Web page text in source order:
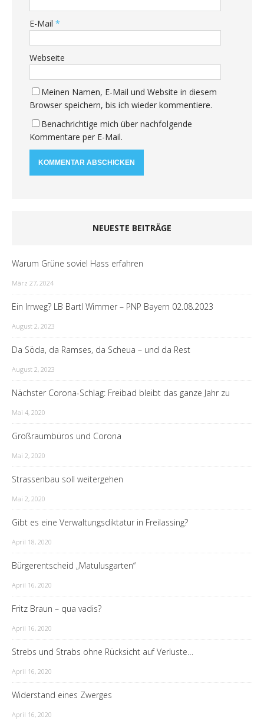
E-Mail *
Webseite
Meinen Namen, E-Mail und Website in diesem
Browser speichern, bis ich wieder kommentiere.
Benachrichtige mich über nachfolgende
Kommentare per E-Mail.
NEUESTE BEITRÄGE
Warum Grüne soviel Hass erfahren
März 27, 2024
Ein Irrweg? LB Bartl Wimmer – PNP Bayern 02.08.2023
August 2, 2023
Da Söda, da Ramses, da Scheua – und da Rest
August 2, 2023
Nächster Corona-Schlag: Freibad bleibt das ganze Jahr zu
Mai 4, 2020
Großraumbüros und Corona
Mai 2, 2020
Strassenbau soll weitergehen
Mai 2, 2020
Gibt es eine Verwaltungsdiktatur in Freilassing?
April 18, 2020
Bürgerentscheid „Matulusgarten“
April 16, 2020
Fritz Braun – qua vadis?
April 16, 2020
Strebs und Strabs ohne Rücksicht auf Verluste…
April 16, 2020
Widerstand eines Zwerges
April 16, 2020